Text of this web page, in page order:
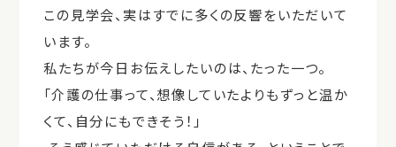
この見学会、実はすでに多くの反響をいただいて
います。
私たちが今日お伝えしたいのは、たった一つ。
「介護の仕事って、想像していたよりもずっと温か
くて、自分にもできそう！」